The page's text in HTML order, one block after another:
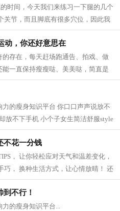
时间，今天我们来练习一下腿的几个
关节，而且脚底有很多穴位，因此我
动，你还好意思在
存在，每天赶场跑通告、拍戏、做
一直保持瘦瘦哒、美美哒，简直是
公...
的瘦身知识平台 你口口声声说放不
放不下手机 小个子女生简洁舒服style
熟小性...
不花一分钱
， 让你轻松应对天气和温差变化，
巧， 换种生活方式，让心情放晴！ 还
不行！
的瘦身知识平台...